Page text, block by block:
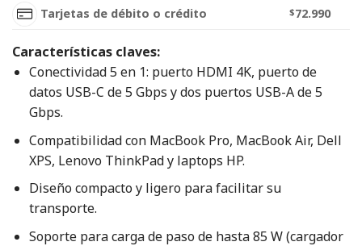
Tarjetas de débito o crédito
$72.990
Características claves:
Conectividad 5 en 1: puerto HDMI 4K, puerto de
datos USB-C de 5 Gbps y dos puertos USB-A de 5
Gbps.
Compatibilidad con MacBook Pro, MacBook Air, Dell
XPS, Lenovo ThinkPad y laptops HP.
Diseño compacto y ligero para facilitar su
transporte.
Soporte para carga de paso de hasta 85 W (cargador